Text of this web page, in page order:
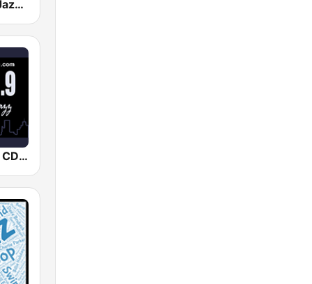
101 Smooth Jazz Mellow Mix
Smooth Jazz CD 101.9 FM